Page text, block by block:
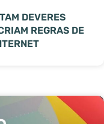
DEVERES
REGRAS DE